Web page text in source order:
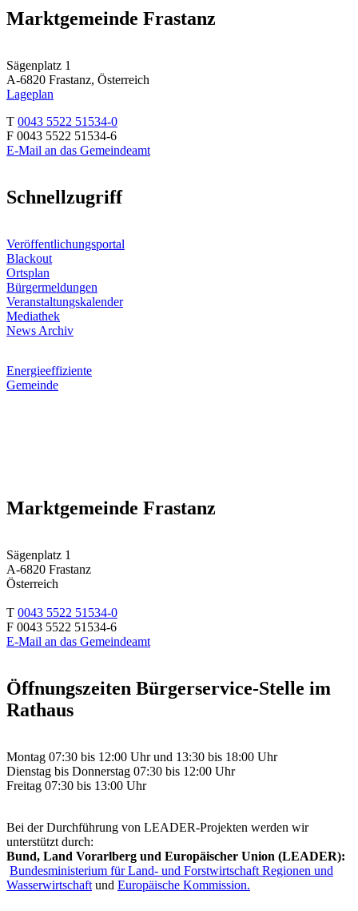
Marktgemeinde Frastanz
Sägenplatz 1
A-6820 Frastanz, Österreich
Lageplan
T 0043 5522 51534-0
F 0043 5522 51534-6
E-Mail an das Gemeindeamt
Schnellzugriff
Veröffentlichungsportal
Blackout
Ortsplan
Bürgermeldungen
Veranstaltungskalender
Mediathek
News Archiv
Energieeffiziente
Gemeinde
Marktgemeinde Frastanz
Sägenplatz 1
A-6820 Frastanz
Österreich
T 0043 5522 51534-0
F 0043 5522 51534-6
E-Mail an das Gemeindeamt
Öffnungszeiten Bürgerservice-Stelle im
Rathaus
Montag 07:30 bis 12:00 Uhr und 13:30 bis 18:00 Uhr
Dienstag bis Donnerstag 07:30 bis 12:00 Uhr
Freitag 07:30 bis 13:00 Uhr
Bei der Durchführung von LEADER-Projekten werden wir
unterstützt durch:
Bund, Land Vorarlberg und Europäischer Union (LEADER):
Bundesministerium für Land- und Forstwirtschaft Regionen und
Wasserwirtschaft und Europäische Kommission.